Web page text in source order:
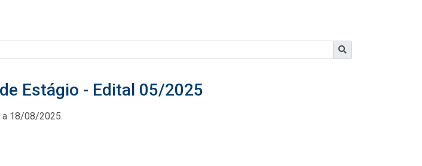
Estágio - Edital 05/2025
a 18/08/2025.